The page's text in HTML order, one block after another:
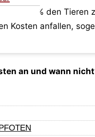
zu 100 % den
Kosten anfallen,
an und wann
angewiesen,
selbst durch